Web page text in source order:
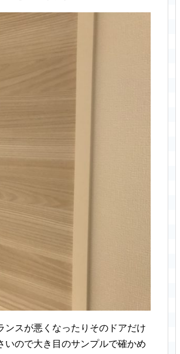
スが悪くなったりそのドアだけ
いので大き目のサンプルで確かめ